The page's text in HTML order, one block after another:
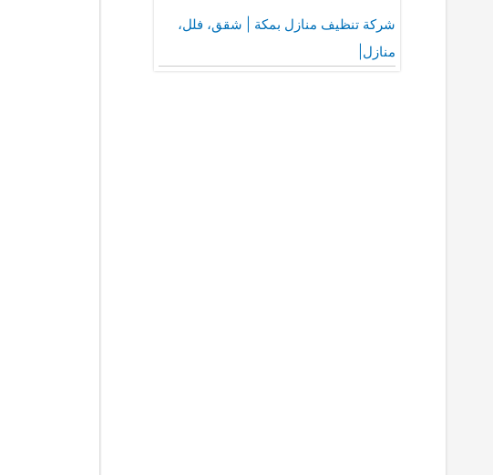
شركة تنظيف منازل بمكة | شقق، فلل،
منازل|